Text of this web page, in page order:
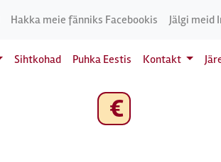
Hakka meie fänniks Facebookis Jälgi meid
Sihtkohad Puhka Eestis Kontakt
€